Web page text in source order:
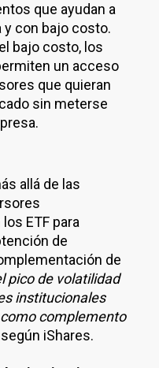
que ayudan a
y con bajo costo.
bajo costo, los
un acceso
que quieran
sin meterse
allá de las
ETF para
de
de
pico de volatilidad
institucionales
complemento
según iShares.